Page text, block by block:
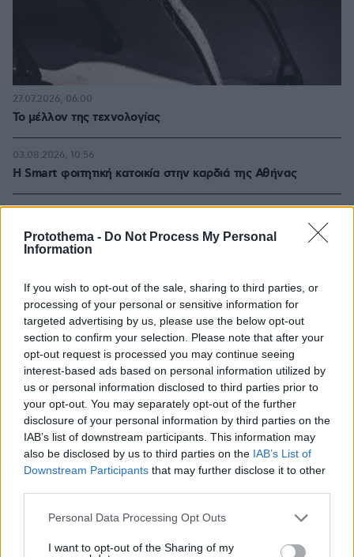
Protothema - Do Not Process My Personal
Information
If you wish to opt-out of the sale, sharing to third parties, or
processing of your personal or sensitive information for
targeted advertising by us, please use the below opt-out
section to confirm your selection. Please note that after your
opt-out request is processed you may continue seeing
interest-based ads based on personal information utilized by
us or personal information disclosed to third parties prior to
your opt-out. You may separately opt-out of the further
disclosure of your personal information by third parties on the
IAB’s list of downstream participants. This information may
also be disclosed by us to third parties on the IAB’s List of
Downstream Participants that may further disclose it to other
Please note that this website/app uses one or more Google
not limited to your visit or usage behaviour. You may click to
Personal Data Processing Opt Outs
I want to opt-out of the Sharing of my
Το μέλλον της τεχνολογίας
27.07.2026, 06:00
Η Smart φοιτητική κατοικία στην καρδιά της Αθήνας
03.08.2026, 10:56
Επαγγελματική Εκπαίδευση & Εξειδίκευση: Το Mοντέλο που
σε Bάζει στην Aγορά Eργασίας
26.07.2026, 09:54
ΣΧΟΛΙΑ(15)
ΠΡΟΣΘΗΚΗ ΣΧΟΛΙΟΥ
Oxana
19.06.2022, 20:45
Συνηθισμένα τα βουνά από τα χιόνια, με τις κυρώσεις
ταξιδεψε πρώτος ο Γαγαριν το 1961 στο
διάστημα....δεν μπορούν να κουμανταρουν την
Ρωσία, να το πάρουν απόφαση και να βλέπουν το
ΑΠΑΝΤΗΣΗ